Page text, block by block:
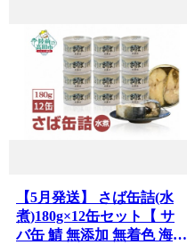
【5月発送】 さば缶詰(水
煮)180g×12缶セット【 サ
バ缶 鯖 無添加 無着色 海産